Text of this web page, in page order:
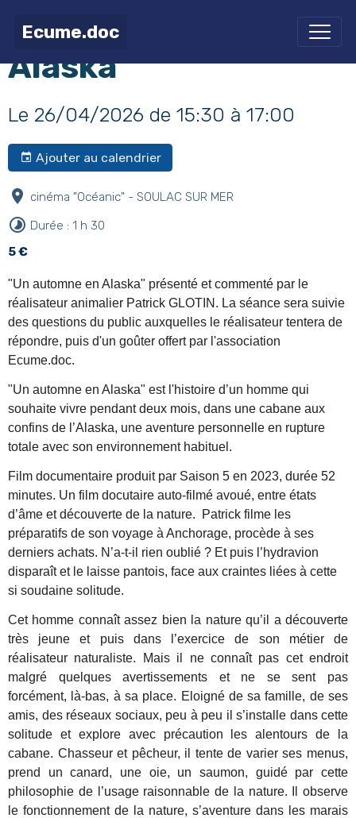
Ecume.doc
"Un automne en
Alaska"
Le 26/04/2026 de 15:30 à 17:00
Ajouter au calendrier
cinéma "Océanic" - SOULAC SUR MER
Durée : 1 h 30
5 €
"Un automne en Alaska" présenté et commenté par le
réalisateur animalier Patrick GLOTIN. La séance sera suivie
des questions du public auxquelles le réalisateur tentera de
répondre, puis d'un goûter offert par l'association
Ecume.doc.
"Un automne en Alaska" est l'histoire d’un homme qui
souhaite vivre pendant deux mois, dans une cabane aux
confins de l’Alaska, une aventure personnelle en rupture
totale avec son environnement habituel.
Film documentaire produit par Saison 5 en 2023, durée 52
minutes. Un film docutaire auto-filmé avoué, entre états
d’âme et découverte de la nature. Patrick filme les
préparatifs de son voyage à Anchorage, procède à ses
derniers achats. N’a-t-il rien oublié ? Et puis l’hydravion
disparaît et le laisse pantois, face aux craintes liées à cette
si soudaine solitude.
Cet homme connaît assez bien la nature qu’il a découverte
très jeune et puis dans l’exercice de son métier de
réalisateur naturaliste. Mais il ne connaît pas cet endroit
malgré quelques avertissements et ne se sent pas
forcément, là-bas, à sa place. Eloigné de sa famille, de ses
amis, des réseaux sociaux, peu à peu il s’installe dans cette
solitude et explore avec précaution les alentours de la
cabane. Chasseur et pêcheur, il tente de varier ses menus,
prend un canard, une oie, un saumon, guidé par cette
philosophie de l’usage raisonnable de la nature. Il observe
le fonctionnement de la nature, s’aventure dans les marais